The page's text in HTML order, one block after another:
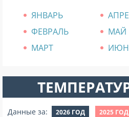
ЯНВАРЬ
ФЕВРАЛЬ
МАЙ
МАРТ
Данные за: 2026 ГОД 2025 ГОД